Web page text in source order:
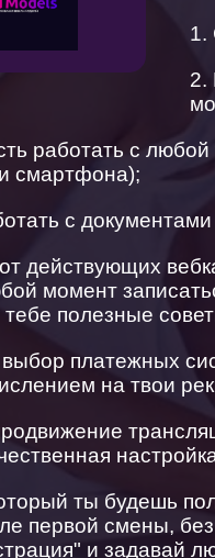
1.
2.
работать с
смартфона);
с
действующих
момент
тебе полезные
платежных
на твои
ты будешь
первой смены,
и задавай